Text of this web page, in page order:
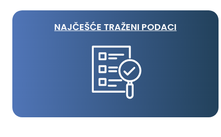
NAJČEŠĆE TRAŽENI PODACI